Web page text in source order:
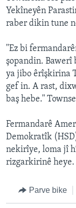
Yekîneyên
raber dikin tune
''Ez bi
şopandin.
ya jibo êrîşkirina
gef in. A rast,
baş hebe.''
Fermandarê
Demokratîk
nekirîye, loma jî
rizgarkirinê heye.
Parve bike